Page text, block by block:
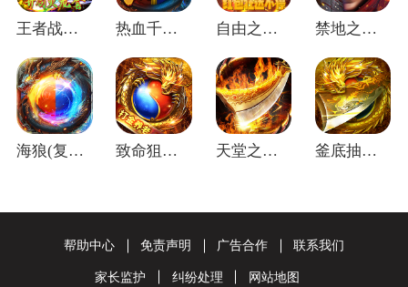
王者战神(开局火龙套) 热血千刀斩(零氪送赞爆充) 自由之光(无限红包免费版) 禁地之战(碎墟诸天沉默)
海狼(复古光暗福利版) 致命狙击(佛系打金养老传奇) 天堂之刃(微变攻速送充爽) 釜底抽薪(屠龙专属沉默)
帮助中心 免责声明 广告合作 联系我们
家长监护 纠纷处理 网站地图